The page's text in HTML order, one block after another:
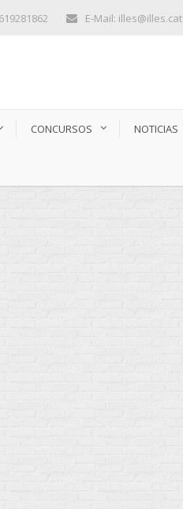
E-Mail: illes@illes.cat
CONCURSOS NOTICIAS